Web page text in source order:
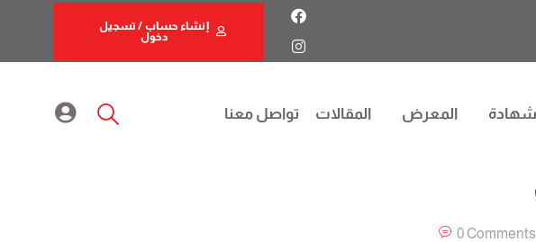
إنشاء حساب / تسجيل
دخول
المعرض المقالات تواصل معنا
0 Comments